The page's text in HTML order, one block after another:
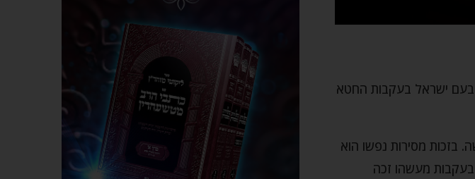
ישראל בעקבות החטא
בזכות מסירות נפשו הוא
מעשהו זכה